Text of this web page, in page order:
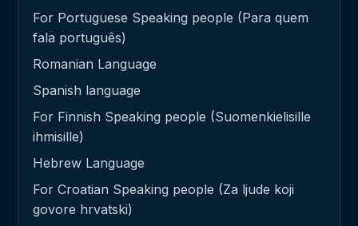
For Portuguese Speaking people (Para quem
fala português)
Romanian Language
Spanish language
For Finnish Speaking people (Suomenkielisille
ihmisille)
Hebrew Language
For Croatian Speaking people (Za ljude koji
govore hrvatski)